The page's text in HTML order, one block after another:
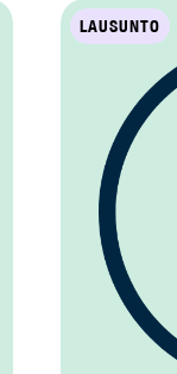
LAUSUNTO